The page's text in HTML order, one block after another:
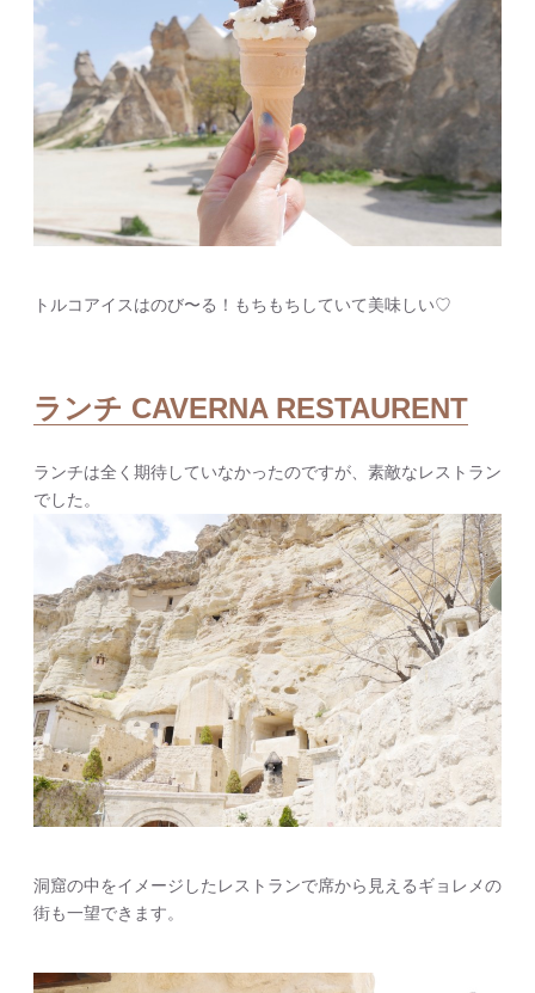
トルコアイスはのび〜る！もちもちしていて美味しい♡
ランチ CAVERNA RESTAURENT
ランチは全く期待していなかったのですが、素敵なレストラン
でした。
洞窟の中をイメージしたレストランで席から見えるギョレメの
街も一望できます。